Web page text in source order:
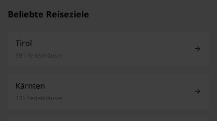
Beliebte Reiseziele
Tirol
591 Ferienhäuser
Kärnten
135 Ferienhäuser